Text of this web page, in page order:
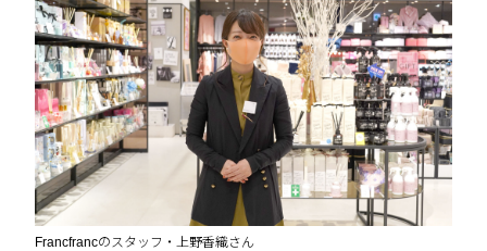
Francfrancのスタッフ・上野香織さん